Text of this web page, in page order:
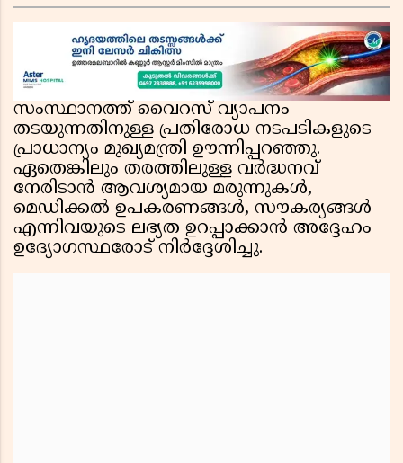
സംസ്ഥാനത്ത് വൈറസ് വ്യാപനം
തടയുന്നതിനുള്ള പ്രതിരോധ നടപടികളുടെ
പ്രാധാന്യം മുഖ്യമന്ത്രി ഊന്നിപ്പറഞ്ഞു.
ഏതെങ്കിലും തരത്തിലുള്ള വർദ്ധനവ്
നേരിടാൻ ആവശ്യമായ മരുന്നുകൾ,
മെഡിക്കൽ ഉപകരണങ്ങൾ, സൗകര്യങ്ങൾ
എന്നിവയുടെ ലഭ്യത ഉറപ്പാക്കാൻ അദ്ദേഹം
ഉദ്യോഗസ്ഥരോട് നിർദ്ദേശിച്ചു.